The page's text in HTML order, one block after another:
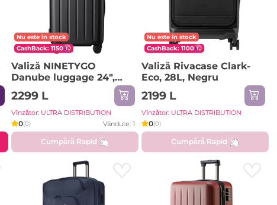
Nu este în stock
CashBack: 1150
Valiză NINETYGO
Danube luggage 24",
62L, Negru
2299 L
Vînzător: ULTRA DISTRIBUTION
0(0) Vândute: 1
Cumpără Rapid
Nu este în stock
CashBack: 1100
Valiză Rivacase Clark-
Eco, 28L, Negru
2199 L
Vînzător: ULTRA DISTRIBUTION
0(0)
Cumpără Rapid